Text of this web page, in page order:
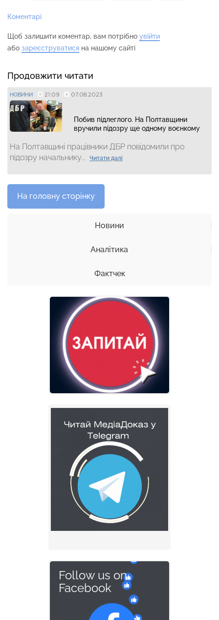
Коментарі
Щоб залишити коментар, вам потрібно увійти
або зареєструватися на нашому сайті
Продовжити читати
НОВИНИ 21:09 07.08.2023
Побив підлеглого. На Полтавщини
вручили підозру ще одному воєнкому
На Полтавщині працівники ДБР повідомили про
підозру начальнику...
Читати далі
На головну сторінку
Новини
Аналітика
Фактчек
Follow us on
Facebook